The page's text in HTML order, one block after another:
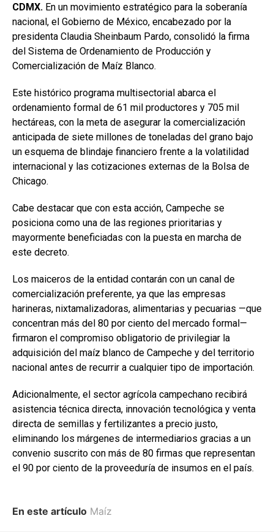
CDMX. En un movimiento estratégico para la soberanía
nacional, el Gobierno de México, encabezado por la
presidenta Claudia Sheinbaum Pardo, consolidó la firma
del Sistema de Ordenamiento de Producción y
Comercialización de Maíz Blanco.
Este histórico programa multisectorial abarca el
ordenamiento formal de 61 mil productores y 705 mil
hectáreas, con la meta de asegurar la comercialización
anticipada de siete millones de toneladas del grano bajo
un esquema de blindaje financiero frente a la volatilidad
internacional y las cotizaciones externas de la Bolsa de
Chicago.
Cabe destacar que con esta acción, Campeche se
posiciona como una de las regiones prioritarias y
mayormente beneficiadas con la puesta en marcha de
este decreto.
Los maiceros de la entidad contarán con un canal de
comercialización preferente, ya que las empresas
harineras, nixtamalizadoras, alimentarias y pecuarias —que
concentran más del 80 por ciento del mercado formal—
firmaron el compromiso obligatorio de privilegiar la
adquisición del maíz blanco de Campeche y del territorio
nacional antes de recurrir a cualquier tipo de importación.
Adicionalmente, el sector agrícola campechano recibirá
asistencia técnica directa, innovación tecnológica y venta
directa de semillas y fertilizantes a precio justo,
eliminando los márgenes de intermediarios gracias a un
convenio suscrito con más de 80 firmas que representan
el 90 por ciento de la proveeduría de insumos en el país.
En este artículo Maíz